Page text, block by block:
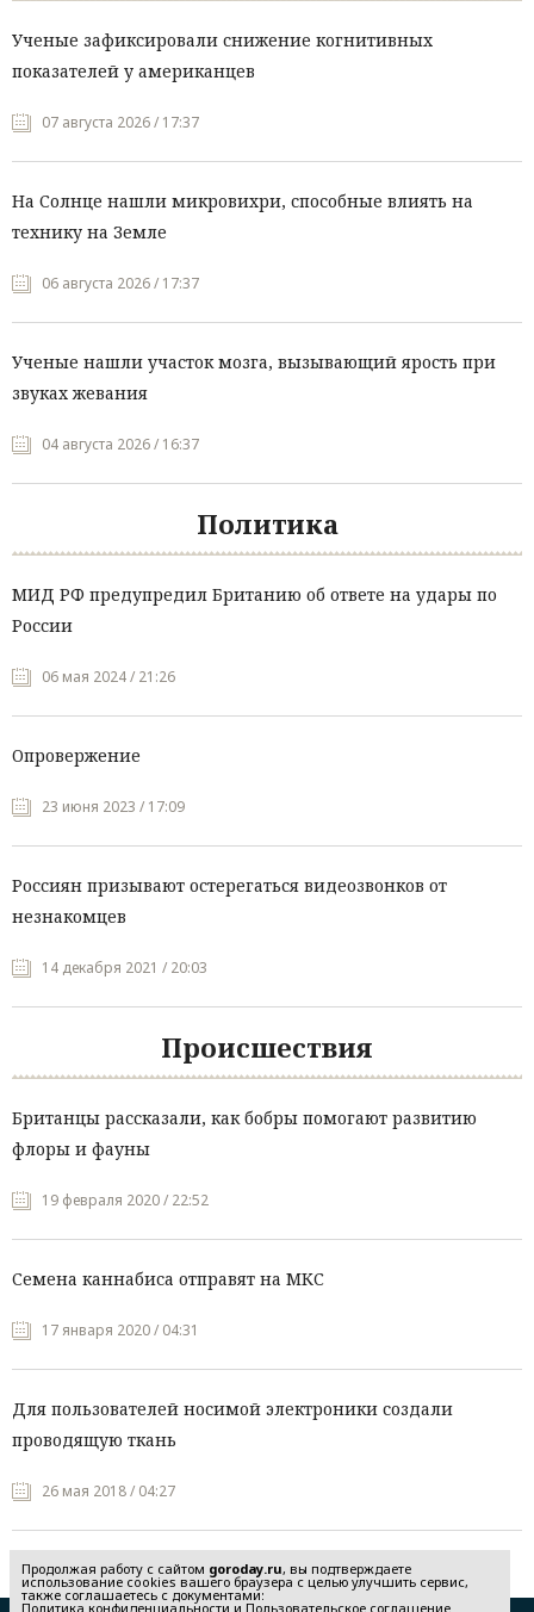
Ученые зафиксировали снижение когнитивных
показателей у американцев
07 августа 2026 / 17:37
На Солнце нашли микровихри, способные влиять на
технику на Земле
06 августа 2026 / 17:37
Ученые нашли участок мозга, вызывающий ярость при
звуках жевания
04 августа 2026 / 16:37
Политика
МИД РФ предупредил Британию об ответе на удары по
России
06 мая 2024 / 21:26
Опровержение
23 июня 2023 / 17:09
Россиян призывают остерегаться видеозвонков от
незнакомцев
14 декабря 2021 / 20:03
Происшествия
Британцы рассказали, как бобры помогают развитию
флоры и фауны
19 февраля 2020 / 22:52
Семена каннабиса отправят на МКС
17 января 2020 / 04:31
Для пользователей носимой электроники создали
проводящую ткань
26 мая 2018 / 04:27
Продолжая работу с сайтом goroday.ru, вы подтверждаете
использование cookies вашего браузера с целью улучшить сервис,
также соглашаетесь с документами:
Политика конфиденциальности и Пользовательское соглашение